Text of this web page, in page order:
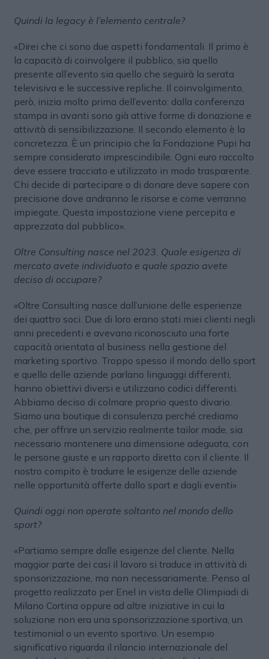
Quindi la legacy è l’elemento centrale?
«Direi che ci sono due aspetti fondamentali. Il primo è
la capacità di coinvolgere il pubblico, sia quello
presente all’evento sia quello che seguirà la serata
televisiva e le successive repliche. Il coinvolgimento,
però, inizia molto prima dell’evento: dalla conferenza
stampa in avanti sono già attive forme di donazione e
attività di sensibilizzazione. Il secondo elemento è la
concretezza. È un principio che la Fondazione Pupi ha
sempre considerato imprescindibile. Ogni euro raccolto
deve essere tracciato e utilizzato in modo trasparente.
Chi decide di partecipare o di donare deve sapere con
precisione dove andranno le risorse e come verranno
impiegate. Questa impostazione viene percepita e
apprezzata dal pubblico».
Oltre Consulting nasce nel 2023. Quale esigenza di
mercato avete individuato e quale spazio avete
deciso di occupare?
«Oltre Consulting nasce dall’unione delle esperienze
dei quattro soci. Due di loro erano stati miei clienti negli
anni precedenti e avevano riconosciuto una forte
capacità orientata al business nella gestione del
marketing sportivo. Troppo spesso il mondo dello sport
e quello delle aziende parlano linguaggi differenti,
hanno obiettivi diversi e utilizzano codici differenti.
Abbiamo deciso di colmare proprio questo divario.
Siamo una boutique di consulenza perché crediamo
che, per offrire un servizio realmente tailor made, sia
necessario mantenere una dimensione adeguata, con
le persone giuste e un rapporto diretto con il cliente. Il
nostro compito è tradurre le esigenze delle aziende
nelle opportunità offerte dallo sport e dagli eventi».
Quindi oggi non operate soltanto nel mondo dello
sport?
«Partiamo sempre dalle esigenze del cliente. Nella
maggior parte dei casi il lavoro si traduce in attività di
sponsorizzazione, ma non necessariamente. Penso al
progetto realizzato per Enel in vista delle Olimpiadi di
Milano Cortina oppure ad altre iniziative in cui la
soluzione non era una sponsorizzazione sportiva, un
testimonial o un evento sportivo. Un esempio
significativo riguarda il rilancio internazionale del